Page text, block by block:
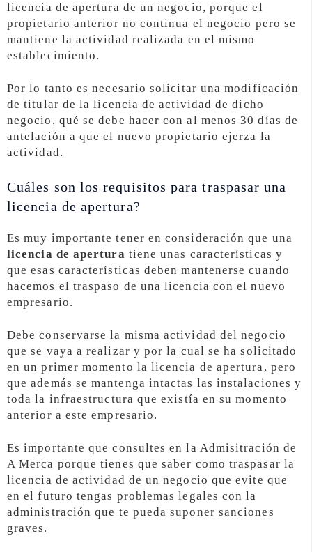
licencia de apertura de un negocio, porque el
propietario anterior no continua el negocio pero se
mantiene la actividad realizada en el mismo
establecimiento.
Por lo tanto es necesario solicitar una modificación
de titular de la licencia de actividad de dicho
negocio, qué se debe hacer con al menos 30 días de
antelación a que el nuevo propietario ejerza la
actividad.
Cuáles son los requisitos para traspasar una
licencia de apertura?
Es muy importante tener en consideración que una
licencia de apertura tiene unas características y
que esas características deben mantenerse cuando
hacemos el traspaso de una licencia con el nuevo
empresario.
Debe conservarse la misma actividad del negocio
que se vaya a realizar y por la cual se ha solicitado
en un primer momento la licencia de apertura, pero
que además se mantenga intactas las instalaciones y
toda la infraestructura que existía en su momento
anterior a este empresario.
Es importante que consultes en la Admisitración de
A Merca porque tienes que saber como traspasar la
licencia de actividad de un negocio que evite que
en el futuro tengas problemas legales con la
administración que te pueda suponer sanciones
graves.